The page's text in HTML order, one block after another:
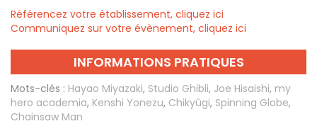
Référencez votre établissement, cliquez ici
Communiquez sur votre évènement, cliquez ici
INFORMATIONS PRATIQUES
Mots-clés : Hayao Miyazaki, Studio Ghibli, Joe Hisaishi, my
hero academia, Kenshi Yonezu, Chikyûgi, Spinning Globe,
Chainsaw Man